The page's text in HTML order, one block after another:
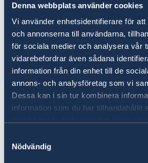
Denna webbplats använder cookies
Vi använder enhetsidentifierare för
och annonserna till användarna,
för sociala medier och analysera vår
vidarebefordrar även sådana
information från din enhet till de
annons- och analysföretag som vi
Dessa kan i sin tur kombinera
information som du har tillhandahållit
Nödvändig
bekantskap att få pengar för
skolgång, resekostnader och
bedragarna som agerar på
drivna och förslagna.
Man bör ha i åtanke att
anonymt och det går därför
personens identitet, civilstånd,
pengarna helt obefintliga.